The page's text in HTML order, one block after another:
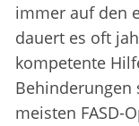
immer auf den
dauert es oft
kompetente
Behinderungen
meisten FASD-